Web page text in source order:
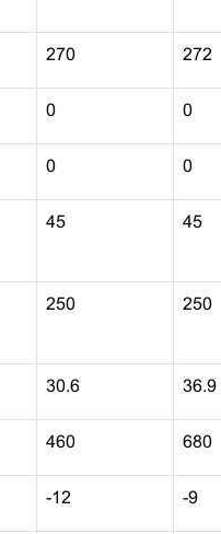
270 272
0 0
0 0
45 45
250 250
30.6 36.9
460 680
-12 -9